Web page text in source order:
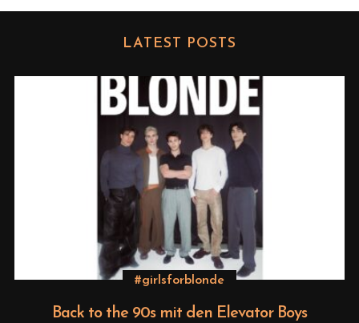
LATEST POSTS
#girlsforblonde
Back to the 90s mit den Elevator Boys